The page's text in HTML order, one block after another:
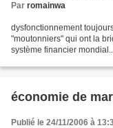
Par romainwa
dysfonctionnement
"moutonniers" qui ont la
système financier
économie de
Publié le 24/11/2006 à